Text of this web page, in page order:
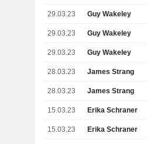
29.03.23 Guy Wakeley
29.03.23 Guy Wakeley
29.03.23 Guy Wakeley
28.03.23 James Strang
28.03.23 James Strang
15.03.23 Erika Schraner
15.03.23 Erika Schraner